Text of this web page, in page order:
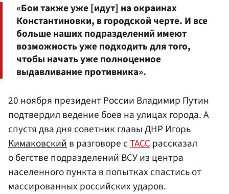
«Бои также уже [идут] на окраинах
Константиновки, в городской черте. И все
больше наших подразделений имеют
возможность уже подходить для того,
чтобы начать уже полноценное
выдавливание противника».
20 ноября президент России Владимир Путин
подтвердил ведение боев на улицах города. А
спустя два дня советник главы ДНР Игорь
Кимаковский в разговоре сТАССрассказал
о бегстве подразделений ВСУ из центра
населенного пункта в попытках спастись от
массированных российских ударов.